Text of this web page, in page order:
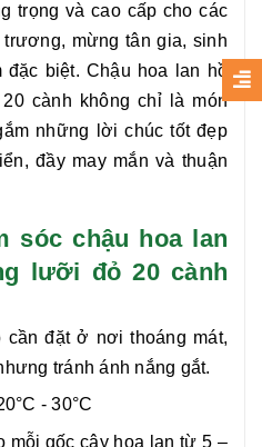
trọng và cao cấp cho các
mừng tân gia, sinh
đặc biệt. Chậu hoa lan hồ
cành không chỉ là món
những lời chúc tốt đẹp
đầy may mắn và thuận
sóc chậu hoa lan
lưỡi đỏ 20 cành
cần đặt ở nơi thoáng mát,
tránh ánh nắng gắt.
- 30°C
gốc cây hoa lan từ 5 –